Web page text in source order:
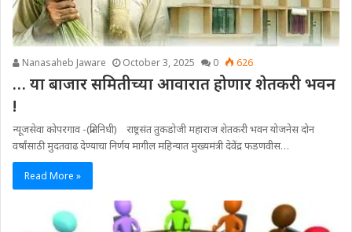
Nanasaheb Jaware October 3, 2025 0 626
… या बाजार समितीच्या आवारात होणार शेतकरी भवन
!
न्यूजसेवा कोपरगाव -(प्रतिनिधी) राष्ट्रसंत तुकडोजी महाराज शेतकरी भवन योजनेस दोन
वर्षांसाठी मुदतवाढ देण्याचा निर्णय मागील महिन्यात मुख्यमंत्री देवेंद्र फडणवीस…
Read More »